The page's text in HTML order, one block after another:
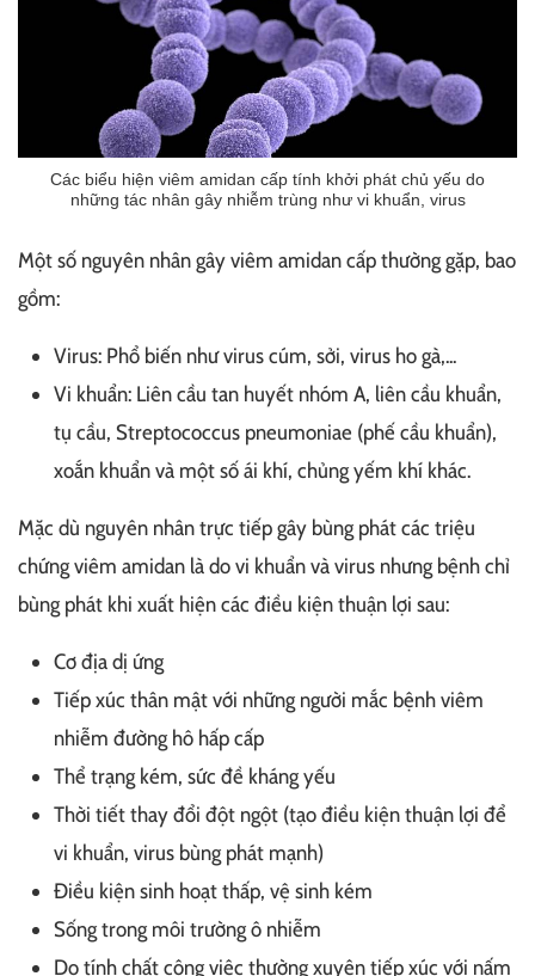
Các biểu hiện viêm amidan cấp tính khởi phát chủ yếu do
những tác nhân gây nhiễm trùng như vi khuẩn, virus
Một số nguyên nhân gây viêm amidan cấp thường gặp, bao
gồm:
Virus: Phổ biến như virus cúm, sởi, virus ho gà,...
Vi khuẩn: Liên cầu tan huyết nhóm A, liên cầu khuẩn,
tụ cầu, Streptococcus pneumoniae (phế cầu khuẩn),
xoắn khuẩn và một số ái khí, chủng yếm khí khác.
Mặc dù nguyên nhân trực tiếp gây bùng phát các triệu
chứng viêm amidan là do vi khuẩn và virus nhưng bệnh chỉ
bùng phát khi xuất hiện các điều kiện thuận lợi sau:
Cơ địa dị ứng
Tiếp xúc thân mật với những người mắc bệnh viêm
nhiễm đường hô hấp cấp
Thể trạng kém, sức đề kháng yếu
Thời tiết thay đổi đột ngột (tạo điều kiện thuận lợi để
vi khuẩn, virus bùng phát mạnh)
Điều kiện sinh hoạt thấp, vệ sinh kém
Sống trong môi trường ô nhiễm
Do tính chất công việc thường xuyên tiếp xúc với nấm